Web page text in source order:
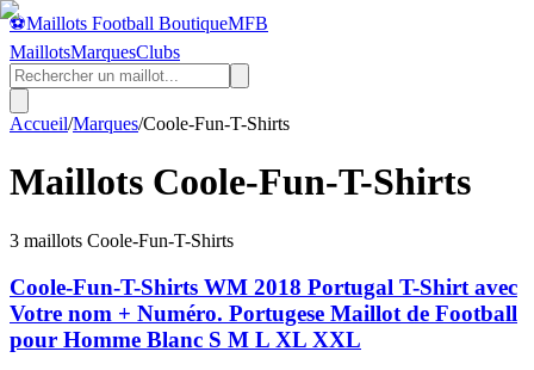
⚽Maillots Football BoutiqueMFB
MaillotsMarquesClubs
Accueil/Marques/Coole-Fun-T-Shirts
Maillots Coole-Fun-T-Shirts
3 maillots Coole-Fun-T-Shirts
Coole-Fun-T-Shirts WM 2018 Portugal T-Shirt avec
Votre nom + Numéro. Portugese Maillot de Football
pour Homme Blanc S M L XL XXL